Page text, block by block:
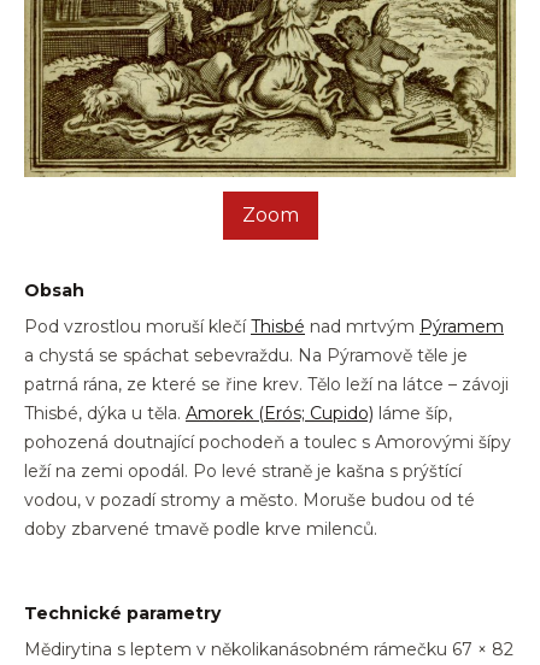
Zoom
Obsah
Pod vzrostlou moruší klečíThisbé nad mrtvým Pýramem
a chystá se spáchat sebevraždu. Na Pýramově těle je
patrná rána, ze které se řine krev. Tělo leží na látce – závoji
Thisbé, dýka u těla. Amorek (Erós; Cupido) láme šíp,
pohozená doutnající pochodeň a toulec s Amorovými šípy
leží na zemi opodál. Po levé straně je kašna s prýštící
vodou, v pozadí stromy a město. Moruše budou od té
doby zbarvené tmavě podle krve milenců.
Technické parametry
Mědirytina s leptem v několikanásobném rámečku 67 × 82